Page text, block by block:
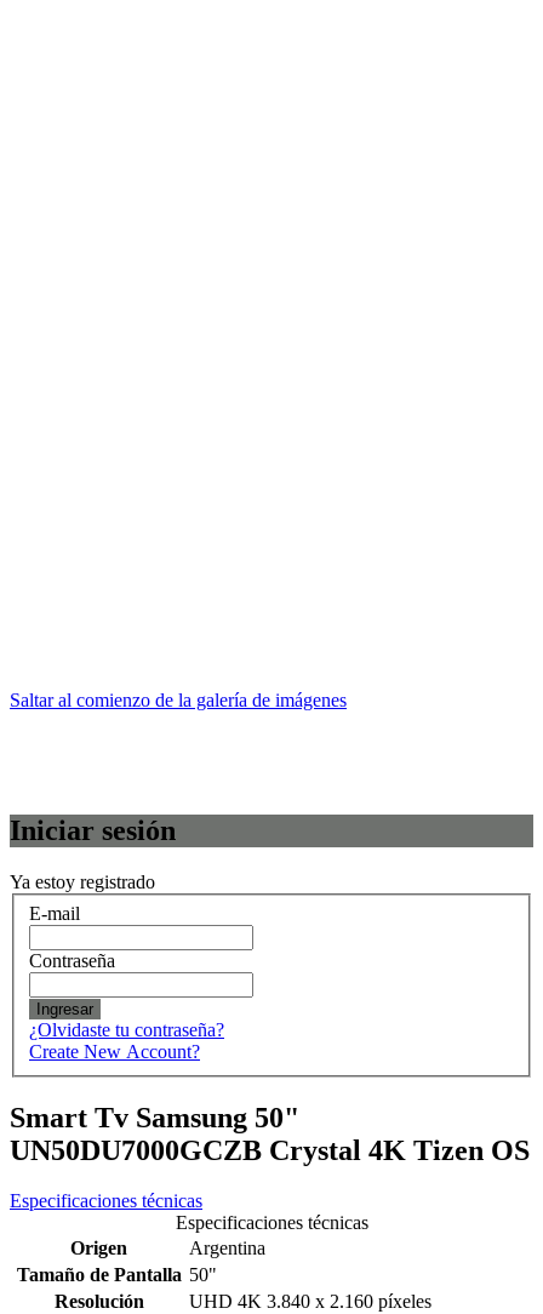
Saltar al comienzo de la galería de imágenes
Iniciar sesión
Ya estoy registrado
E-mail
Contraseña
Ingresar
¿Olvidaste tu contraseña?
Create New Account?
Smart Tv Samsung 50"
UN50DU7000GCZB Crystal 4K Tizen OS
Especificaciones técnicas
Especificaciones técnicas
Origen
Argentina
Tamaño de Pantalla 50"
Resolución
UHD 4K 3.840 x 2.160 píxeles